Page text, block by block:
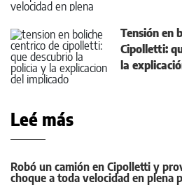
Tensión en
Cipolletti:
la
Leé más
Robó un camión en Cipolletti y
choque a toda velocidad en plena